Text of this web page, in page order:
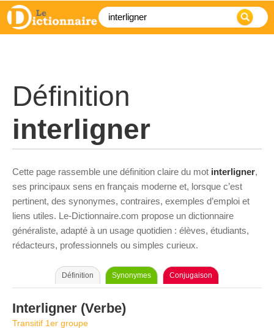
Définition
interligner
Cette page rassemble une définition claire du mot interligner,
ses principaux sens en français moderne et, lorsque c’est
pertinent, des synonymes, contraires, exemples d’emploi et
liens utiles. Le-Dictionnaire.com propose un dictionnaire
généraliste, adapté à un usage quotidien : élèves, étudiants,
rédacteurs, professionnels ou simples curieux.
Définition Synonymes Conjugaison
Interligner (Verbe)
Transitif 1er groupe